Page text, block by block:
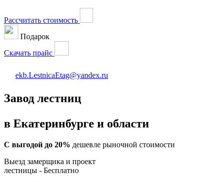
Рассчитать стоимость
Подарок
Скачать прайс
ekb.LestnicaEtag@yandex.ru
Завод лестниц
в Екатеринбурге и области
С выгодой до 20% дешевле рыночной стоимости
Выезд замерщика и проект
лестницы - Бесплатно